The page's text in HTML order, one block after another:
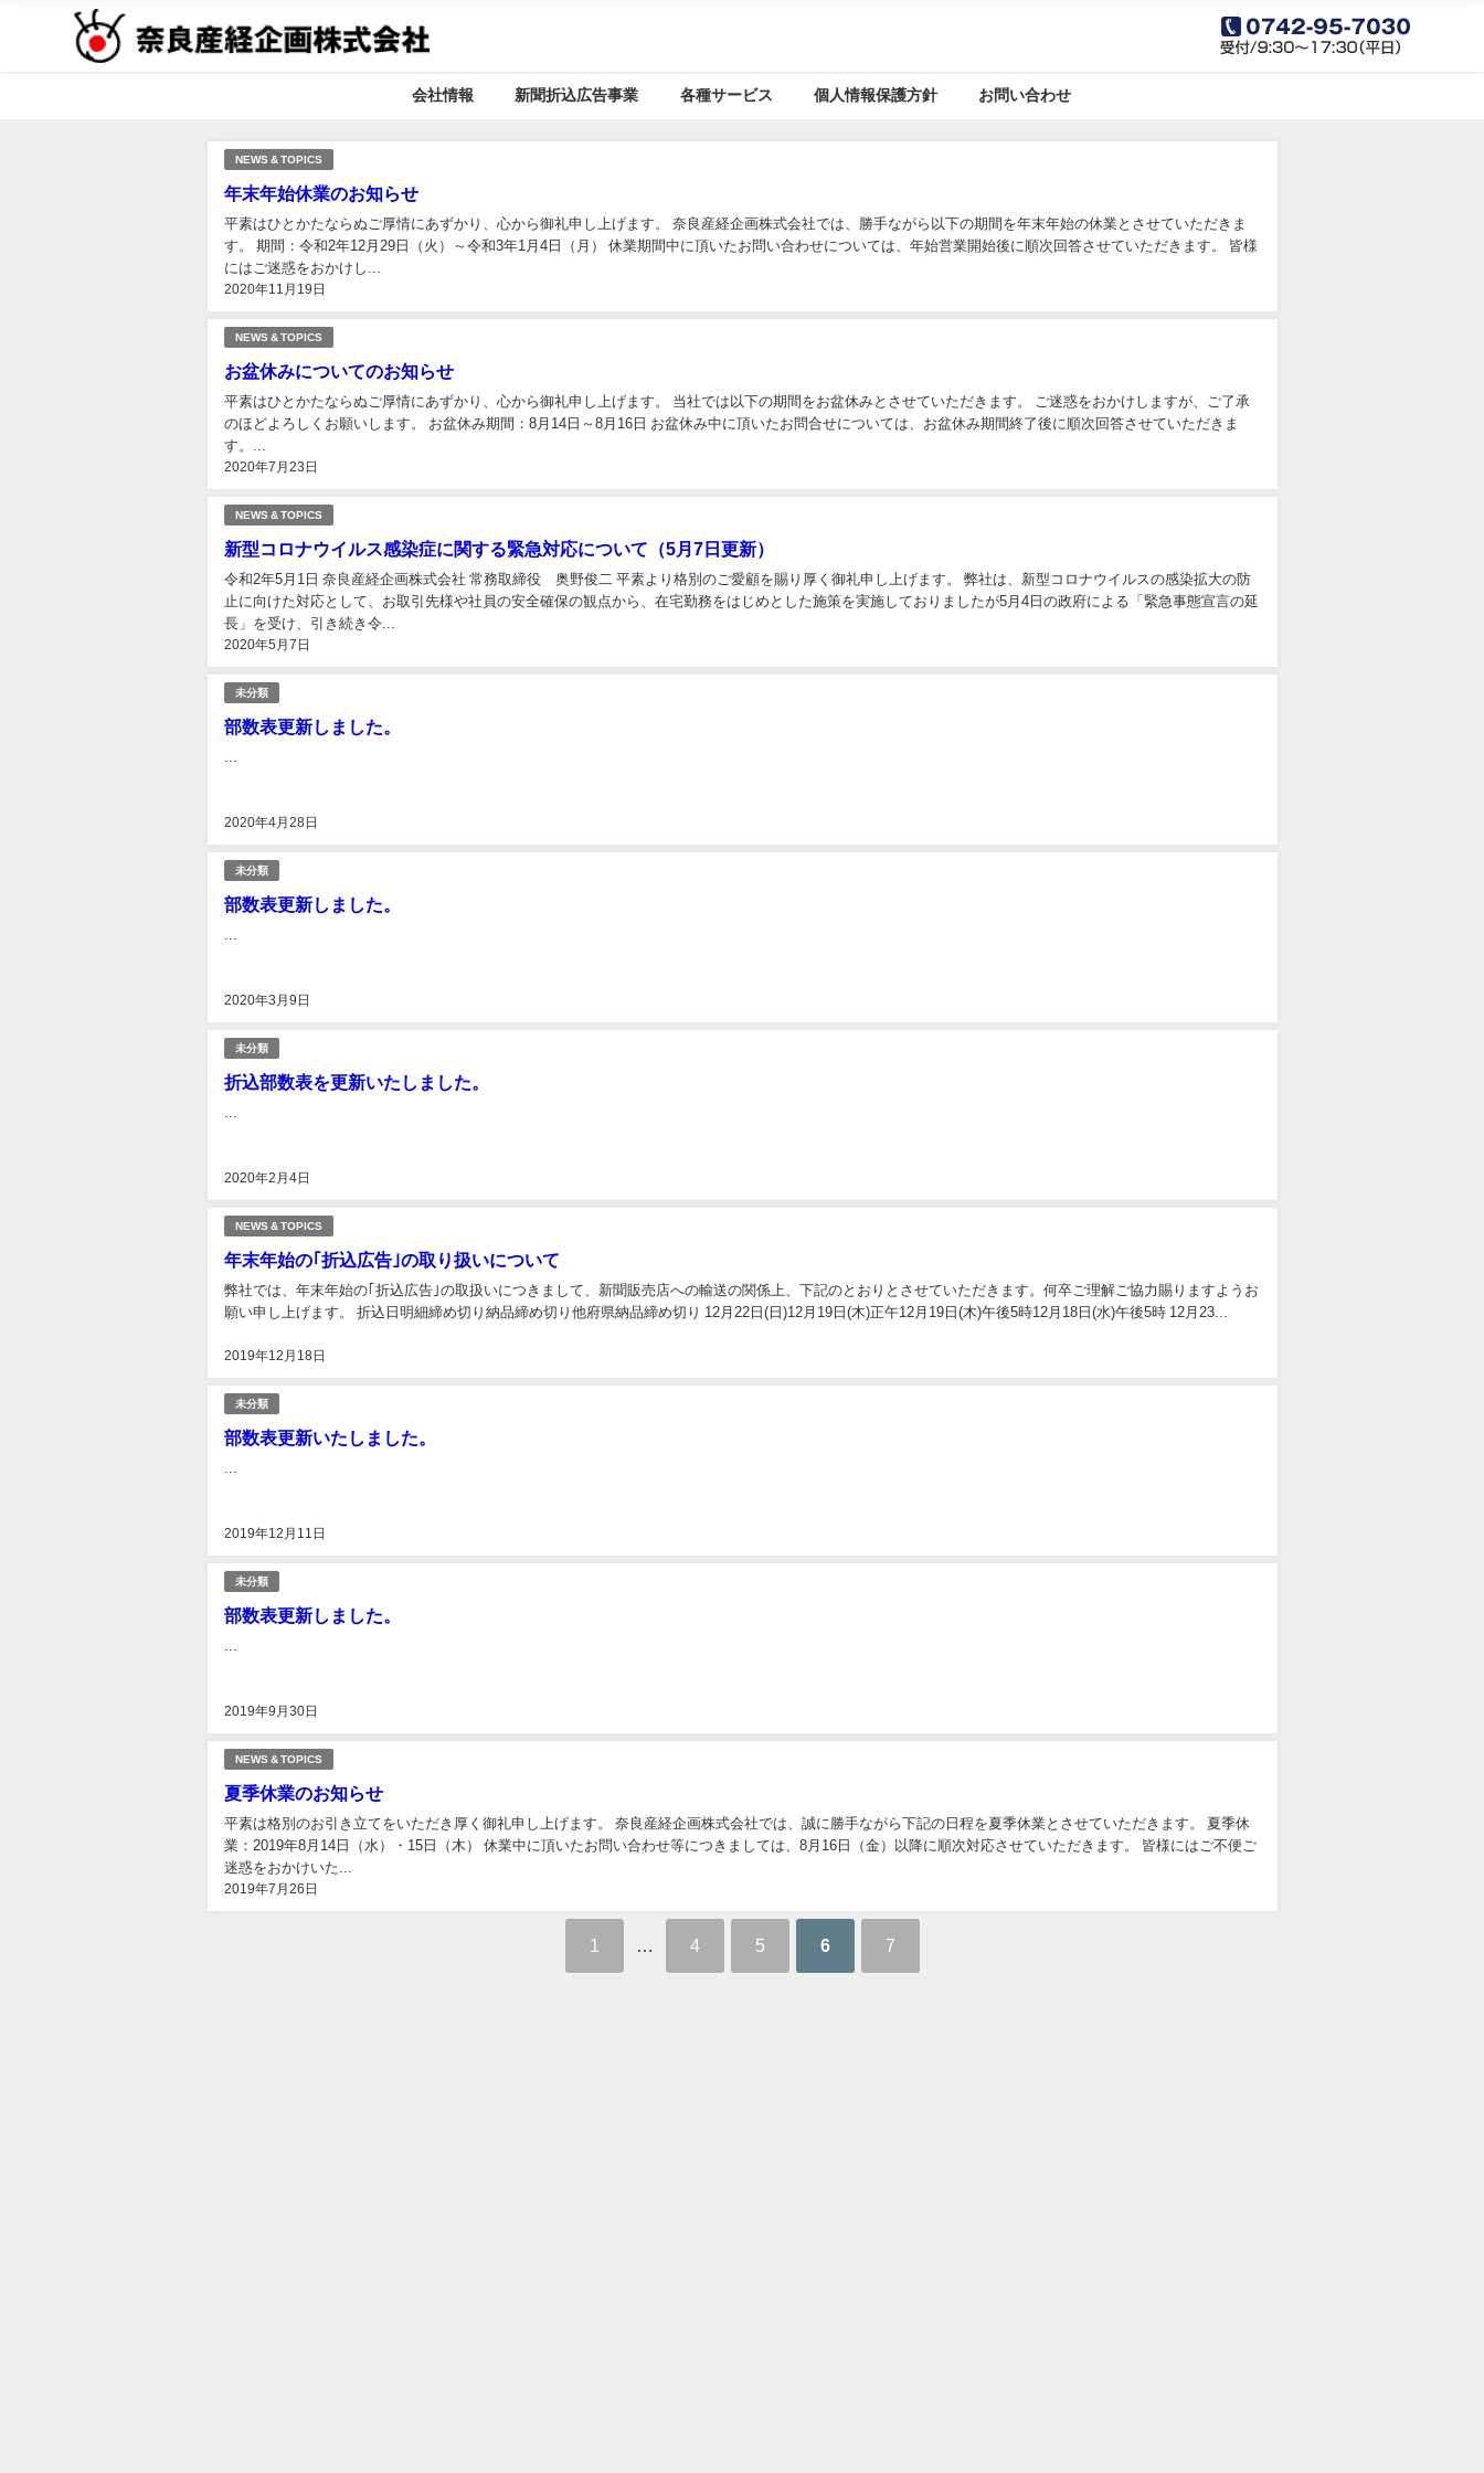
会社情報 新聞折込広告事業 各種サービス 個人情報保護方針 お問い合わせ
NEWS & TOPICS
年末年始休業のお知らせ
2020年11月19日
平素はひとかたならぬご厚情にあずかり、心から御礼申し上げます。 奈良産経企画株式会社では、勝手ながら以下の期間を年末年始の休業とさせていただきま
す。 期間：令和2年12月29日（火）～令和3年1月4日（月） 休業期間中に頂いたお問い合わせについては、年始営業開始後に順次回答させていただきます。 皆様
にはご迷惑をおかけし...
NEWS & TOPICS
お盆休みについてのお知らせ
2020年7月23日
平素はひとかたならぬご厚情にあずかり、心から御礼申し上げます。 当社では以下の期間をお盆休みとさせていただきます。 ご迷惑をおかけしますが、ご了承
のほどよろしくお願いします。 お盆休み期間：8月14日～8月16日 お盆休み中に頂いたお問合せについては、お盆休み期間終了後に順次回答させていただきま
す。...
NEWS & TOPICS
新型コロナウイルス感染症に関する緊急対応について（5月7日更新）
2020年5月7日
令和2年5月1日 奈良産経企画株式会社 常務取締役 奥野俊二 平素より格別のご愛顧を賜り厚く御礼申し上げます。 弊社は、新型コロナウイルスの感染拡大の防
止に向けた対応として、お取引先様や社員の安全確保の観点から、在宅勤務をはじめとした施策を実施しておりましたが5月4日の政府による「緊急事態宣言の延
長」を受け、引き続き令...
未分類
部数表更新しました。
2020年4月28日
未分類
部数表更新しました。
2020年3月9日
未分類
折込部数表を更新いたしました。
2020年2月4日
NEWS & TOPICS
年末年始の｢折込広告｣の取り扱いについて
2019年12月18日
弊社では、年末年始の｢折込広告｣の取扱いにつきまして、新聞販売店への輸送の関係上、下記のとおりとさせていただきます。何卒ご理解ご協力賜りますようお
願い申し上げます。 折込日明細締め切り納品締め切り他府県納品締め切り 12月22日(日)12月19日(木)正午12月19日(木)午後5時12月18日(水)午後5時 12月23...
未分類
部数表更新いたしました。
2019年12月11日
未分類
部数表更新しました。
2019年9月30日
NEWS & TOPICS
夏季休業のお知らせ
2019年7月26日
平素は格別のお引き立てをいただき厚く御礼申し上げます。 奈良産経企画株式会社では、誠に勝手ながら下記の日程を夏季休業とさせていただきます。 夏季休
業：2019年8月14日（水）・15日（木） 休業中に頂いたお問い合わせ等につきましては、8月16日（金）以降に順次対応させていただきます。 皆様にはご不便ご
迷惑をおかけいた...
1 4 5 6 7